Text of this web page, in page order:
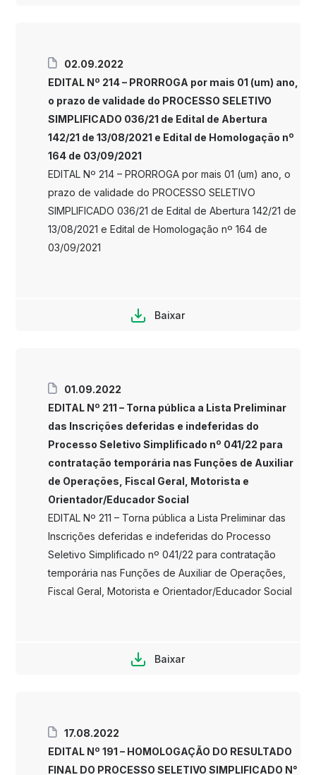
02.09.2022
EDITAL Nº 214 – PRORROGA por mais 01 (um) ano,
o prazo de validade do PROCESSO SELETIVO
SIMPLIFICADO 036/21 de Edital de Abertura
142/21 de 13/08/2021 e Edital de Homologação nº
164 de 03/09/2021
EDITAL Nº 214 – PRORROGA por mais 01 (um) ano, o
prazo de validade do PROCESSO SELETIVO
SIMPLIFICADO 036/21 de Edital de Abertura 142/21 de
13/08/2021 e Edital de Homologação nº 164 de
03/09/2021
Baixar
01.09.2022
EDITAL Nº 211 – Torna pública a Lista Preliminar
das Inscrições deferidas e indeferidas do
Processo Seletivo Simplificado nº 041/22 para
contratação temporária nas Funções de Auxiliar
de Operações, Fiscal Geral, Motorista e
Orientador/Educador Social
EDITAL Nº 211 – Torna pública a Lista Preliminar das
Inscrições deferidas e indeferidas do Processo
Seletivo Simplificado nº 041/22 para contratação
temporária nas Funções de Auxiliar de Operações,
Fiscal Geral, Motorista e Orientador/Educador Social
Baixar
17.08.2022
EDITAL Nº 191 – HOMOLOGAÇÃO DO RESULTADO
FINAL DO PROCESSO SELETIVO SIMPLIFICADO N°